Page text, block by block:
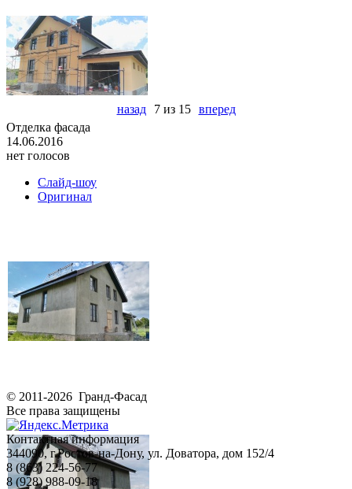
назад 7 из 15
вперед
Отделка фасада
14.06.2016
нет голосов
Слайд-шоу
Оригинал
© 2011-2026 Гранд-Фасад
Все права защищены
Контактная информация
344090, г.Ростов-на-Дону, ул. Доватора, дом 152/4
8 (863) 224-56-77
8 (928) 988-09-18